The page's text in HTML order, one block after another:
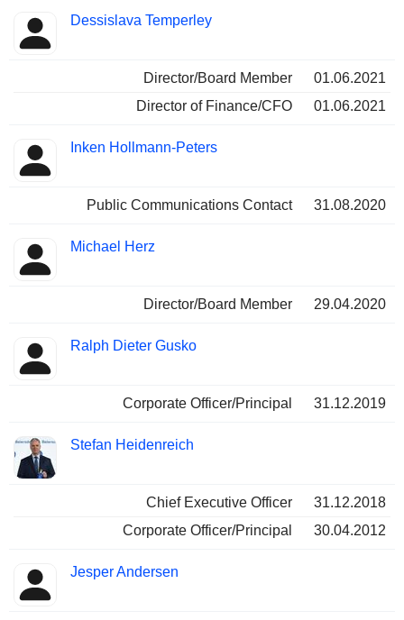
Dessislava Temperley
Director/Board Member
01.06.2021
Director of Finance/CFO
01.06.2021
Inken Hollmann-Peters
Public Communications Contact 31.08.2020
Michael Herz
Director/Board Member 29.04.2020
Ralph Dieter Gusko
Corporate Officer/Principal 31.12.2019
Stefan Heidenreich
Chief Executive Officer
31.12.2018
Corporate Officer/Principal
30.04.2012
Jesper Andersen